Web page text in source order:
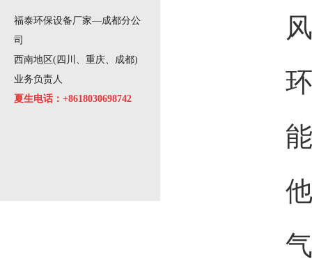
福泰环保设备厂家—成都分公
司
西南地区(四川、重庆、成都)
业务负责人
夏生电话：+8618030698742